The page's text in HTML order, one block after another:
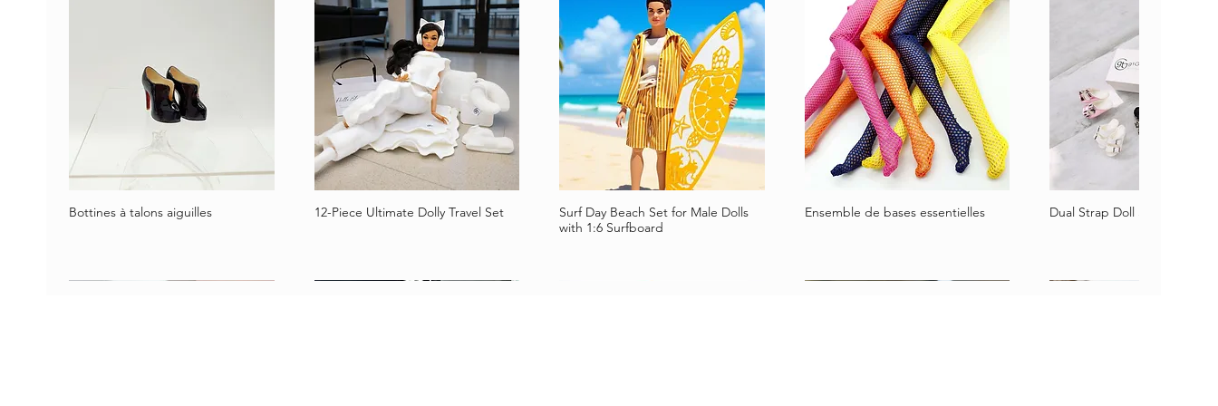
Aperçu rapide
Bottines à talons aiguilles Aperçu rapide
12-Piece Ultimate Dolly Travel Set Aperçu rapide
Surf Day Beach Set for Male Dolls
with 1:6 Surfboard
Aperçu rapide
Ensemble de bases essentielles Aperçu rapide
Dual Strap Doll Sandals